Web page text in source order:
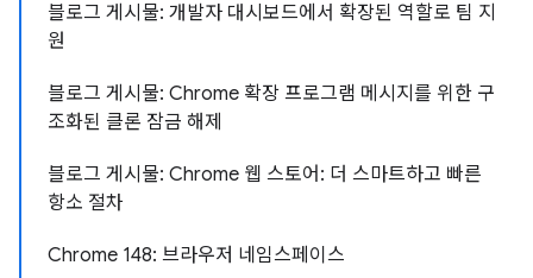
블로그 게시물: 개발자 대시보드에서 확장된 역할로 팀 지
원
블로그 게시물: Chrome 확장 프로그램 메시지를 위한 구
조화된 클론 잠금 해제
블로그 게시물: Chrome 웹 스토어: 더 스마트하고 빠른
항소 절차
Chrome 148: 브라우저 네임스페이스